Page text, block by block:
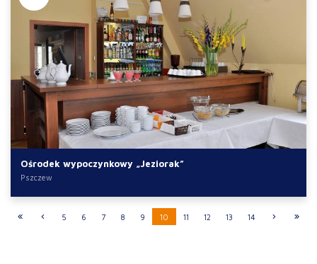
Ośrodek wypoczynkowy „Jeziorak”
Pszczew
5 6 7 8 9 10 11 12 13 14